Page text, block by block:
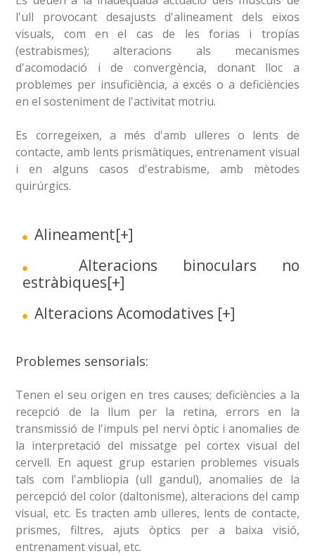
l'ull provocant desajusts d'alineament dels eixos
visuals, com en el cas de les forias i tropías
(estrabismes); alteracions als mecanismes
d'acomodació i de convergència, donant lloc a
problemes per insuficiència, a excés o a deficiències
en el sosteniment de l'activitat motriu.
Es corregeixen, a més d'amb ulleres o lents de
contacte, amb lents prismàtiques, entrenament visual
i en alguns casos d'estrabisme, amb mètodes
quirúrgics.
Alineament[+]
Alteracions binoculars no
estràbiques[+]
Alteracions Acomodatives [+]
Problemes sensorials:
Tenen el seu origen en tres causes; deficiències a la
recepció de la llum per la retina, errors en la
transmissió de l'impuls pel nervi òptic i anomalies de
la interpretació del missatge pel cortex visual del
cervell. En aquest grup estarien problemes visuals
tals com l'ambliopia (ull gandul), anomalies de la
percepció del color (daltonisme), alteracions del camp
visual, etc. Es tracten amb ulleres, lents de contacte,
prismes, filtres, ajuts òptics per a baixa visió,
entrenament visual, etc.